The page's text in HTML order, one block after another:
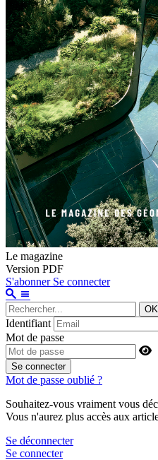
Le magazine
Version PDF
S'abonner Se connecter
OK
Identifiant
Mot de passe
Se connecter
Mot de passe oublié ?
Souhaitez-vous vraiment vous
Vous n'aurez plus accès aux
Se déconnecter
Se connecter